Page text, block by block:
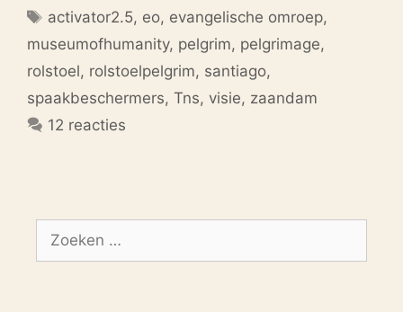
Tags
activator2.5, eo, evangelische omroep,
museumofhumanity, pelgrim, pelgrimage,
rolstoel, rolstoelpelgrim, santiago,
spaakbeschermers, Tns, visie, zaandam
12 reacties
naar: